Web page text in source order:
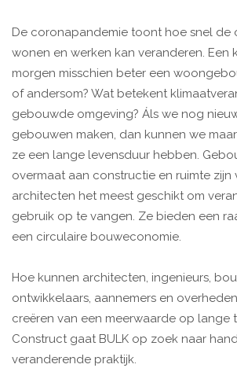
De coronapandemie toont hoe snel de
wonen en werken kan veranderen. Een
morgen misschien beter een
of andersom? Wat betekent
gebouwde omgeving? Áls we nog
gebouwen maken, dan kunnen we
ze een lange levensduur hebben.
overmaat aan constructie en ruimte zijn
architecten het meest geschikt om
gebruik op te vangen. Ze bieden een
een circulaire bouweconomie.
Hoe kunnen architecten, ingenieurs,
ontwikkelaars, aannemers en
creëren van een meerwaarde op lange
Construct gaat BULK op zoek naar
veranderende praktijk.